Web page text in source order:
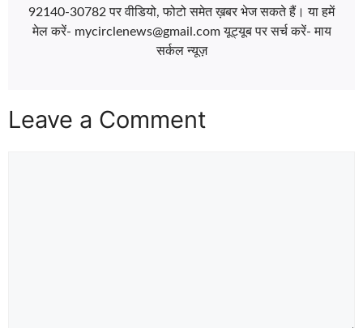
92140-30782 पर वीडियो, फोटो समेत ख़बर भेज सकते हैं। या हमें
मेल करें- mycirclenews@gmail.com यूट्यूब पर सर्च करें- माय
सर्कल न्यूज़
Leave a Comment